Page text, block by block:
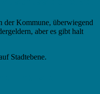
der Kommune, überwiegend
aber es gibt halt
Stadtebene.